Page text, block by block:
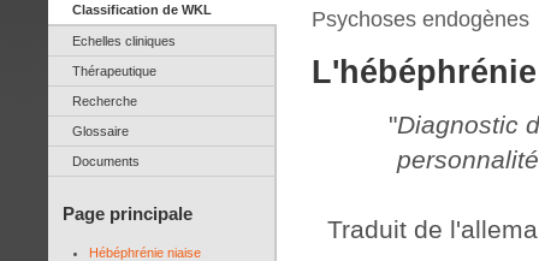
Classification de WKL
Echelles cliniques
Thérapeutique
Recherche
Glossaire
Documents
Page principale
Hébéphrénie niaise
Psychoses endogènes
"Diagnostic
Traduit de